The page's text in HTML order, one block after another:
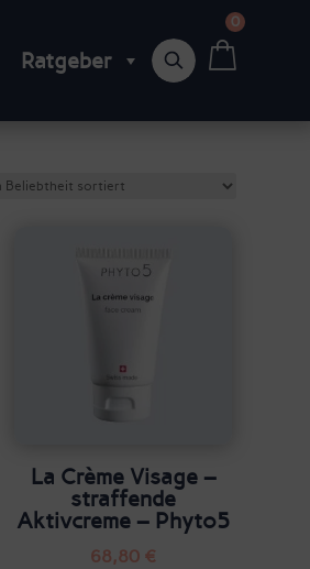
Ratgeber Suchbegriff
0
La Crème Visage –
straffende
Aktivcreme – Phyto5
68,80 €